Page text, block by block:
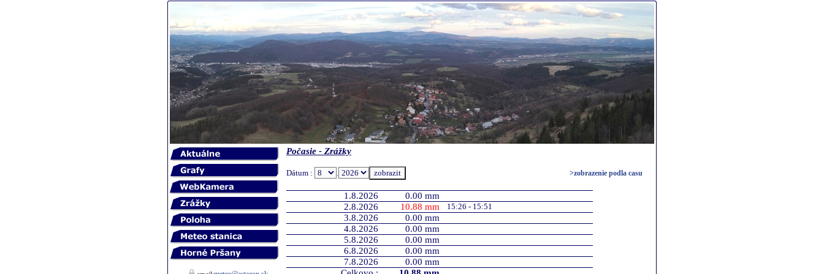
Počasie - Zrážky
Dátum : . >zobrazenie podla casu
1.8.2026
0.00 mm
2.8.2026
10.88 mm 15:26 - 15:51
3.8.2026
0.00 mm
4.8.2026
0.00 mm
5.8.2026
0.00 mm
6.8.2026
0.00 mm
7.8.2026
0.00 mm